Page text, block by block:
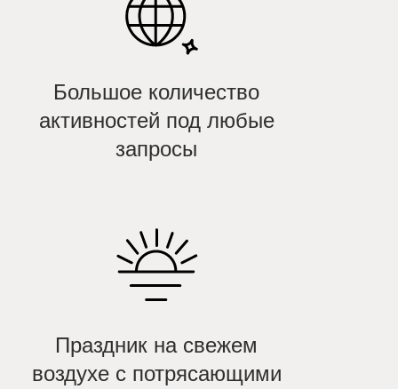
Большое количество
активностей под любые
запросы
Праздник на свежем
воздухе с потрясающими